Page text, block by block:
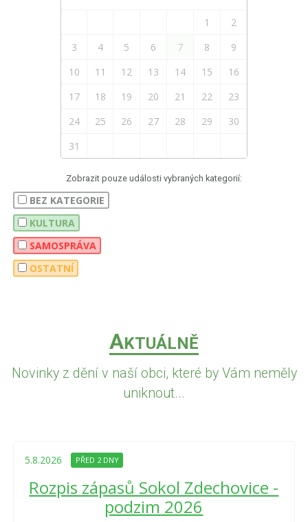
1
2
3
4 5 6 7 8
9
10
11 12 13 14 15
16
17
18 19 20 21 22
23
24
25 26 27 28 29
30
31
Zobrazit pouze události vybraných kategorií:
BEZ KATEGORIE
KULTURA
SAMOSPRÁVA
OSTATNÍ
AKTUÁLNĚ
Novinky z dění v naší obci, které by Vám neměly
uniknout...
5.8.2026 PŘED 2 DNY
Rozpis zápasů Sokol Zdechovice -
podzim 2026